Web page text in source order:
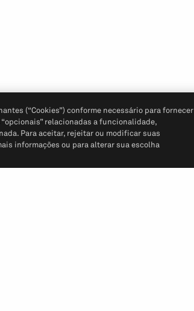
(“Cookies”) conforme necessário para fornecer
relacionadas a funcionalidade,
Para aceitar, rejeitar ou modificar suas
informações ou para alterar sua escolha